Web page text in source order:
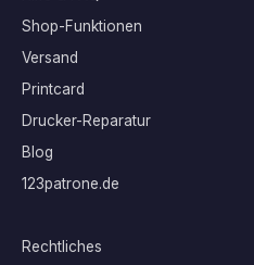
Shop-Funktionen
Versand
Printcard
Drucker-Reparatur
Blog
123patrone.de
Rechtliches